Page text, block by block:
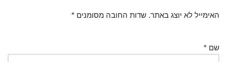
האימייל לא יוצג באתר. שדות החובה מסומנים *
שם *